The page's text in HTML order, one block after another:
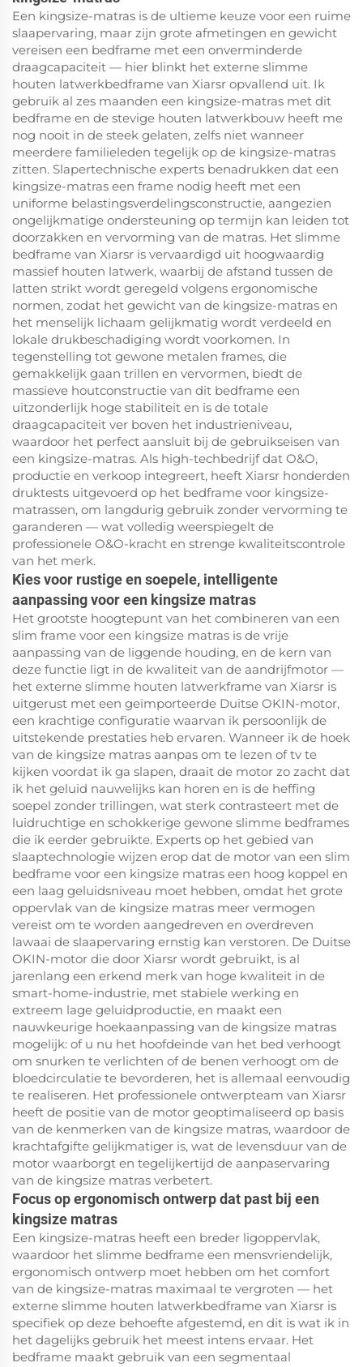
Een kingsize-matras is de ultieme keuze voor een ruime
slaapervaring, maar zijn grote afmetingen en gewicht
vereisen een bedframe met een onverminderde
draagcapaciteit — hier blinkt het externe slimme
houten latwerkbedframe van Xiarsr opvallend uit. Ik
gebruik al zes maanden een kingsize-matras met dit
bedframe en de stevige houten latwerkbouw heeft me
nog nooit in de steek gelaten, zelfs niet wanneer
meerdere familieleden tegelijk op de kingsize-matras
zitten. Slapertechnische experts benadrukken dat een
kingsize-matras een frame nodig heeft met een
uniforme belastingsverdelingsconstructie, aangezien
ongelijkmatige ondersteuning op termijn kan leiden tot
doorzakken en vervorming van de matras. Het slimme
bedframe van Xiarsr is vervaardigd uit hoogwaardig
massief houten latwerk, waarbij de afstand tussen de
latten strikt wordt geregeld volgens ergonomische
normen, zodat het gewicht van de kingsize-matras en
het menselijk lichaam gelijkmatig wordt verdeeld en
lokale drukbeschadiging wordt voorkomen. In
tegenstelling tot gewone metalen frames, die
gemakkelijk gaan trillen en vervormen, biedt de
massieve houtconstructie van dit bedframe een
uitzonderlijk hoge stabiliteit en is de totale
draagcapaciteit ver boven het industrieniveau,
waardoor het perfect aansluit bij de gebruikseisen van
een kingsize-matras. Als high-techbedrijf dat O&O,
productie en verkoop integreert, heeft Xiarsr honderden
druktests uitgevoerd op het bedframe voor kingsize-
matrassen, om langdurig gebruik zonder vervorming te
garanderen — wat volledig weerspiegelt de
professionele O&O-kracht en strenge kwaliteitscontrole
van het merk.
Kies voor rustige en soepele, intelligente
aanpassing voor een kingsize matras
Het grootste hoogtepunt van het combineren van een
slim frame voor een kingsize matras is de vrije
aanpassing van de liggende houding, en de kern van
deze functie ligt in de kwaliteit van de aandrijfmotor —
het externe slimme houten latwerkframe van Xiarsr is
uitgerust met een geïmporteerde Duitse OKIN-motor,
een krachtige configuratie waarvan ik persoonlijk de
uitstekende prestaties heb ervaren. Wanneer ik de hoek
van de kingsize matras aanpas om te lezen of tv te
kijken voordat ik ga slapen, draait de motor zo zacht dat
ik het geluid nauwelijks kan horen en is de heffing
soepel zonder trillingen, wat sterk contrasteert met de
luidruchtige en schokkerige gewone slimme bedframes
die ik eerder gebruikte. Experts op het gebied van
slaaptechnologie wijzen erop dat de motor van een slim
bedframe voor een kingsize matras een hoog koppel en
een laag geluidsniveau moet hebben, omdat het grote
oppervlak van de kingsize matras meer vermogen
vereist om te worden aangedreven en overdreven
lawaai de slaapervaring ernstig kan verstoren. De Duitse
OKIN-motor die door Xiarsr wordt gebruikt, is al
jarenlang een erkend merk van hoge kwaliteit in de
smart-home-industrie, met stabiele werking en
extreem lage geluidproductie, en maakt een
nauwkeurige hoekaanpassing van de kingsize matras
mogelijk: of u nu het hoofdeinde van het bed verhoogt
om snurken te verlichten of de benen verhoogt om de
bloedcirculatie te bevorderen, het is allemaal eenvoudig
te realiseren. Het professionele ontwerpteam van Xiarsr
heeft de positie van de motor geoptimaliseerd op basis
van de kenmerken van de kingsize matras, waardoor de
krachtafgifte gelijkmatiger is, wat de levensduur van de
motor waarborgt en tegelijkertijd de aanpaservaring
van de kingsize matras verbetert.
Focus op ergonomisch ontwerp dat past bij een
kingsize matras
Een kingsize-matras heeft een breder ligoppervlak,
waardoor het slimme bedframe een mensvriendelijk,
ergonomisch ontwerp moet hebben om het comfort
van de kingsize-matras maximaal te vergroten — het
externe slimme houten latwerkbedframe van Xiarsr is
specifiek op deze behoefte afgestemd, en dit is wat ik in
het dagelijks gebruik het meest intens ervaar. Het
bedframe maakt gebruik van een segmentaal